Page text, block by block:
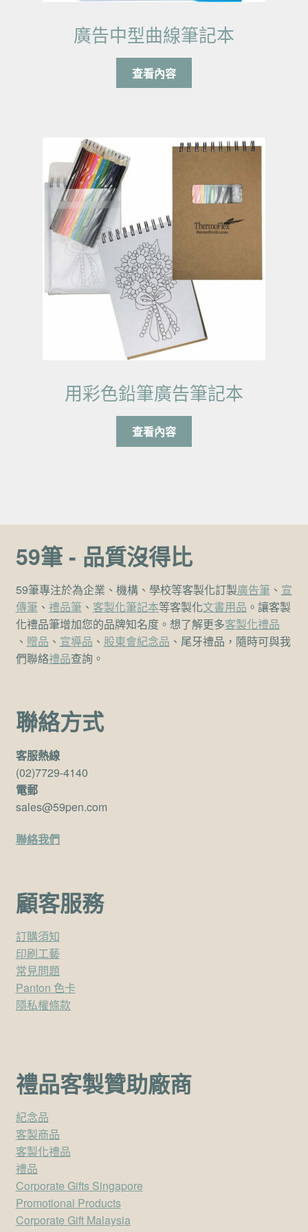
廣告中型曲線筆記本
查看內容
用彩色鉛筆廣告筆記本
查看內容
59筆 - 品質沒得比
59筆專注於為企業、機構、學校等客製化訂製廣告筆、 宣
傳筆、 禮品筆、 客製化筆記本等客製化文書用品 。讓客製
化禮品筆增加您的品牌知名度。想了解更多客製化禮品
、 贈品 、 宣導品 、 股東會紀念品 、尾牙禮品，隨時可與我
們聯絡禮品查詢。
聯絡方式
客服熱線
(02)7729-4140
電郵
sales@59pen.com
聯絡我們
顧客服務
訂購須知
印刷工藝
常見問題
Panton 色卡
隱私權條款
禮品客製贊助廠商
紀念品
客製商品
客製化禮品
禮品
Corporate Gifts Singapore
Promotional Products
Corporate Gift Malaysia